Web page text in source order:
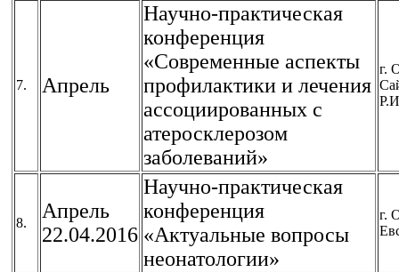
7. Апрель
Научно-практическая
конференция
«Современные аспекты
профилактики и лечения
ассоциированных с
атеросклерозом
заболеваний»
г.
8.
Апрель
22.04.2016
Научно-практическая
конференция
«Актуальные вопросы
неонатологии»
г.